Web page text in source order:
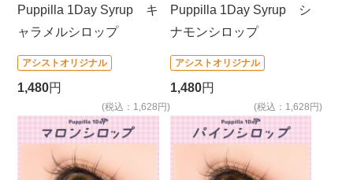
Puppilla 1Day Syrup キ
ャラメルシロップ
アシストオリジナル
1,480円
(税込：1,628円)
Puppilla 1Day Syrup シ
ナモンシロップ
アシストオリジナル
1,480円
(税込：1,628円)